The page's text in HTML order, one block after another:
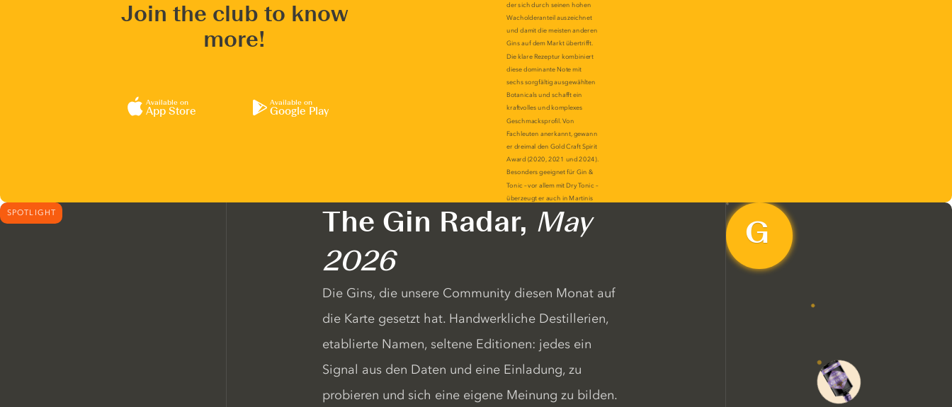
Join the club to know
more!
Available on
App Store
Available on
Google Play
SPOTLIGHT The Gin Radar, May
2026
Die Gins, die unsere Community diesen Monat auf
die Karte gesetzt hat. Handwerkliche Destillerien,
etablierte Namen, seltene Editionen: jedes ein
Signal aus den Daten und eine Einladung, zu
probieren und sich eine eigene Meinung zu bilden.